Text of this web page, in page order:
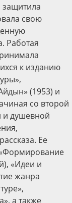
свою
Работая
к изданию
(1953) и
со второй
и душевной
Ее
«Формирование
«Идеи и
жанра
а также